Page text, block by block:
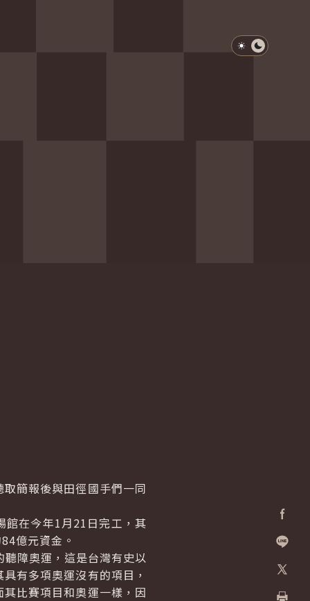
淺色模式
深色模式
加入好
簡報後與田徑國手們一同
在今年1月21日完工，其
億元資金。
障奧運，這是台灣有史以
有多項奧運沒有的項目，
比賽項目和奧運一樣，因